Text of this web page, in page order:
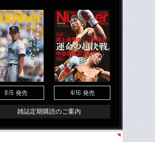
8/6 発売 4/16 発売
雑誌定期購読のご案内